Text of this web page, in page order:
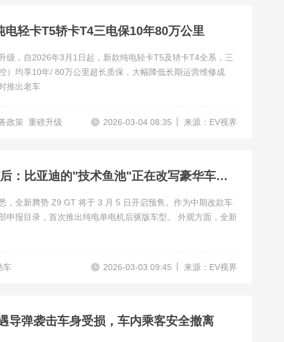
电轻卡T5轿卡T4三电保10年80万公里
级，自2026年3月1日起，新款纯电轻卡T5及轿卡T4全系，三
）均享10年/ 80万公里超长质保，大幅降低长期运营维修成
推出老车
政策 重磅升级 来源：EV视界
2026-03-04 08:35
腾势Z9 GT改款背后：比亚迪的"技术鱼池"正在改写豪华车游戏规则
，全新腾势 Z9 GT 将于 3 月 5 日开启预售。作为中期改款车
录，首次推出纯电单电机后驱版车型。 外观方面，全新
车 来源：EV视界
2026-03-03 09:45
导弹袭击车身受损，车内乘客安全撤离